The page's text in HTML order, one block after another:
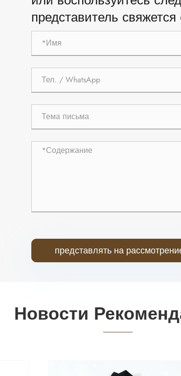
представитель
представлять на
Новости